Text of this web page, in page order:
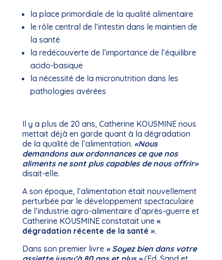
la place primordiale de la qualité alimentaire
le rôle central de l’intestin dans le maintien de
la santé
la redécouverte de l’importance de l’équilibre
acido-basique
la nécessité de la micronutrition dans les
pathologies avérées
Il y a plus de 20 ans, Catherine KOUSMINE nous
mettait déjà en garde quant à la dégradation
de la qualité de l’alimentation. «Nous
demandons aux ordonnances ce que nos
aliments ne sont plus capables de nous offrir»
disait-elle.
A son époque, l’alimentation était nouvellement
perturbée par le développement spectaculaire
de l’industrie agro-alimentaire d’après-guerre et
Catherine KOUSMINE constatait une «
dégradation récente de la santé ».
Dans son premier livre « Soyez bien dans votre